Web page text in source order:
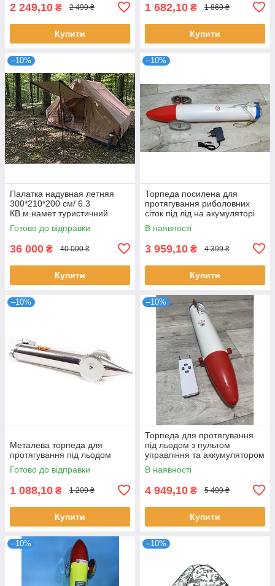
2 249,10 ₴ 2 499 ₴
Купити
1 682,10 ₴ 1 869 ₴
Купити
–10%
Палатка надувная летняя
300*210*200 см/ 6.3
КВ.м.намет туристичний
літній
Готово до відправки
36 000 ₴ 40 000 ₴
Купити
–10%
Торпеда посилена для
протягування риболовних
сіток під лід на акумуляторі
В наявності
3 959,10 ₴ 4 399 ₴
Купити
–10%
Металева торпеда для
протягування під льодом
Готово до відправки
1 088,10 ₴ 1 209 ₴
Купити
–10%
Торпеда для протягування
під льодом з пультом
управління та аккумулятором
В наявності
4 949,10 ₴ 5 499 ₴
Купити
–10% –10%